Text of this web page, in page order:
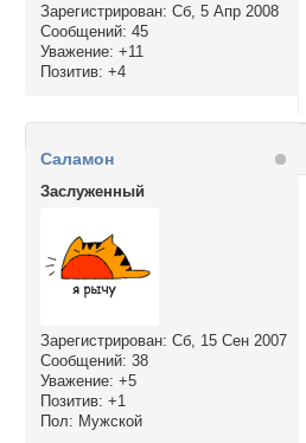
Зарегистрирован: Сб, 5 Апр 2008
Сообщений: 45
Уважение: +11
Позитив: +4
Саламон
Заслуженный
Зарегистрирован: Сб, 15 Сен 2007
Сообщений: 38
Уважение: +5
Позитив: +1
Пол: Мужской